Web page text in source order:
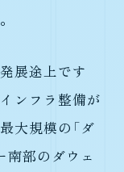
展途上です
ンフラ整備が
大規模の「ダ
南部のダウェ